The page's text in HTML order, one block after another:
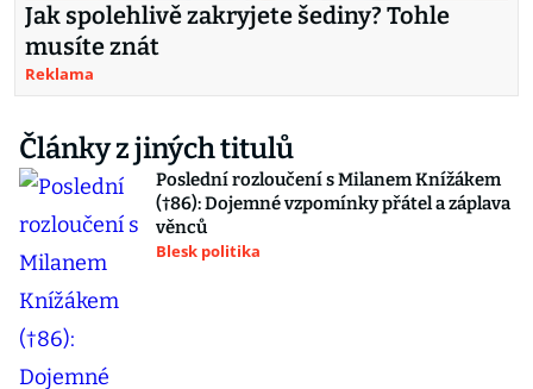
Jak spolehlivě zakryjete šediny? Tohle
musíte znát
Reklama
Články z jiných titulů
Poslední rozloučení s Milanem Knížákem
(†86): Dojemné vzpomínky přátel a záplava
věnců
Blesk politika